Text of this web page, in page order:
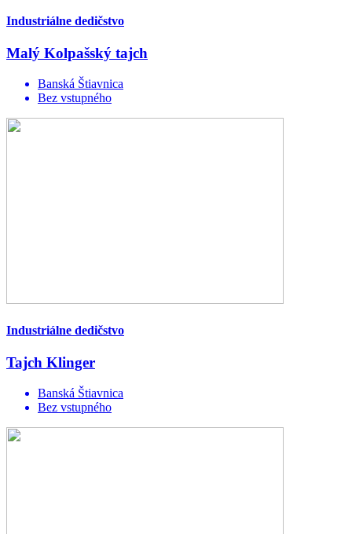
Industriálne dedičstvo
Malý Kolpašský tajch
Banská Štiavnica
Bez vstupného
Industriálne dedičstvo
Tajch Klinger
Banská Štiavnica
Bez vstupného